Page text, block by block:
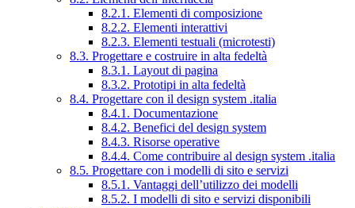
8.2.1. Elementi di composizione
8.2.2. Elementi interattivi
8.2.3. Elementi testuali (microtesti)
8.3. Progettare e costruire in alta fedeltà
8.3.1. Layout di pagina
8.3.2. Prototipi in alta fedeltà
8.4. Progettare con il design system .italia
8.4.1. Documentazione
8.4.2. Benefici del design system
8.4.3. Risorse operative
8.4.4. Come contribuire al design system .italia
8.5. Progettare con i modelli di sito e servizi
8.5.1. Vantaggi dell’utilizzo dei modelli
8.5.2. I modelli di sito e servizi disponibili